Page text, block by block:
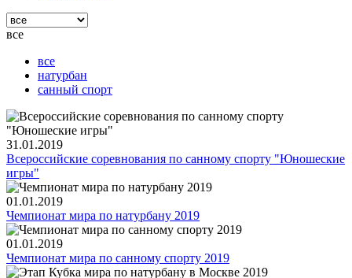
все
все
натурбан
санный спорт
31.01.2019
Всероссийские соревнования по санному спорту "Юношеские
игры"
01.01.2019
Чемпионат мира по натурбану 2019
01.01.2019
Чемпионат мира по санному спорту 2019